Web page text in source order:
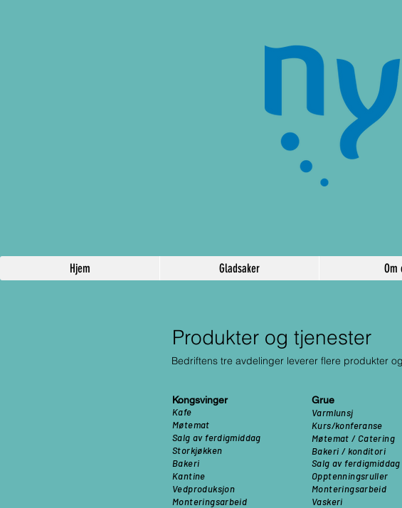
Hjem Gladsaker Om
Produkter og tjenester
Bedriftens tre avdelinger leverer flere produkter
Kongsvinger
Kafe
Møtemat
Salg av ferdigmiddag
Storkjøkken
Bakeri
Kantine
Vedproduksjon
Monteringsarbeid
Grue
Varmlunsj
Kurs/konferanse
Møtemat / Catering
Bakeri / konditori
Salg av ferdigmiddag
Opptenningsruller
Monteringsarbeid
Vaskeri